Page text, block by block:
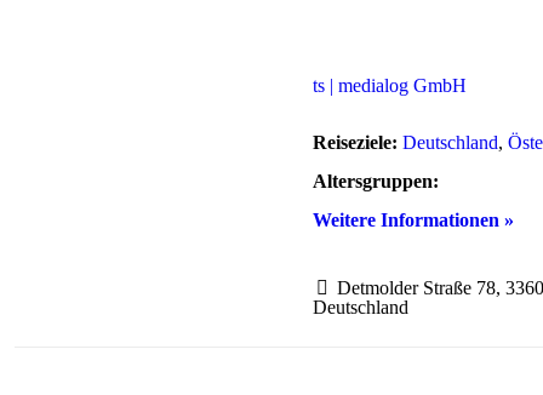
ts | medialog GmbH
Reiseziele: Deutschland,
Altersgruppen:
Weitere Informationen »
Detmolder Straße 78,
Deutschland